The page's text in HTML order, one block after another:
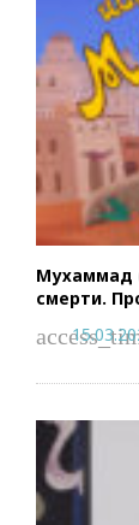
Мухаммад
смерти.